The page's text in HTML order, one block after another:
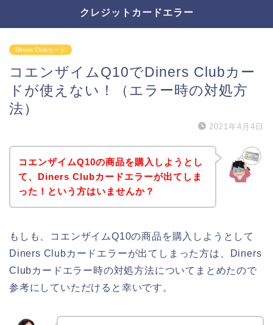
クレジットカードエラー
Diners Clubカード
コエンザイムQ10でDiners Clubカー
ドが使えない！（エラー時の対処方
法）
2021年4月4日
コエンザイムQ10の商品を購入しようとし
て、Diners Clubカードエラーが出てしま
った！という方はいませんか？
もしも、コエンザイムQ10の商品を購入しようとして
Diners Clubカードエラーが出てしまった方は、Diners
Clubカードエラー時の対処方法についてまとめたので
参考にしていただけると幸いです。